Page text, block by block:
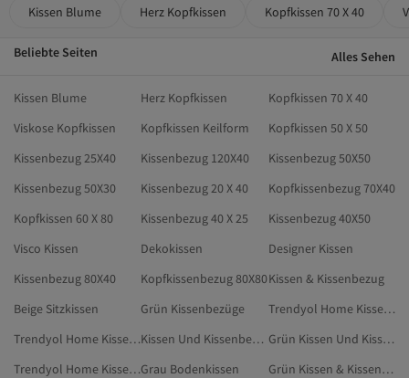
Kissen Blume Herz Kopfkissen Kopfkissen 70 X 40
Beliebte Seiten Alles Sehen
Kissen Blume Herz Kopfkissen
Kopfkissen 70 X 40
Viskose Kopfkissen
Kopfkissen Keilform
Kopfkissen 50 X 50
Kissenbezug 25X40
Kissenbezug 120X40
Kissenbezug 50X50
Kissenbezug 50X30
Kissenbezug 20 X 40
Kopfkissenbezug 70X40
Kopfkissen 60 X 80
Kissenbezug 40 X 25
Kissenbezug 40X50
Visco Kissen
Dekokissen
Designer Kissen
Kissenbezug 80X40
Kopfkissenbezug 80X80Kissen & Kissenbezug
Beige Sitzkissen
Grün Kissenbezüge
Trendyol Home Kissen Und Kissenbezüge
Trendyol Home Kissen & Kissenbezug
Kissen Und Kissenbezüge
Grün Kissen Und Kissenbezüge
Trendyol Home KissenbezügeGrau Bodenkissen
Grün Kissen & Kissenbezug